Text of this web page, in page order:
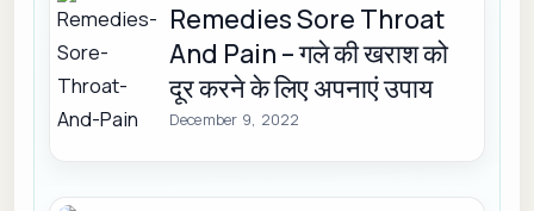
Remedies Sore Throat
And Pain – गले की खराश को
दूर करने के लिए अपनाएं उपाय
December 9, 2022